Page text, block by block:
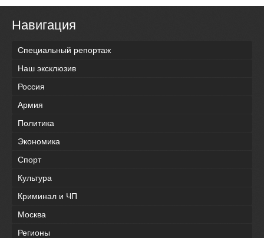
Навигация
Специальный репортаж
Наш эксклюзив
Россия
Армия
Политика
Экономика
Спорт
Культура
Криминал и ЧП
Москва
Регионы